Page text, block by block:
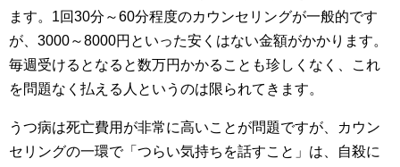
ます。1回30分～60分程度のカウンセリングが一般的です
が、3000～8000円といった安くはない金額がかかります。
毎週受けるとなると数万円かかることも珍しくなく、これ
を問題なく払える人というのは限られてきます。
うつ病は死亡費用が非常に高いことが問題ですが、カウン
セリングの一環で「つらい気持ちを話すこと」は、自殺に